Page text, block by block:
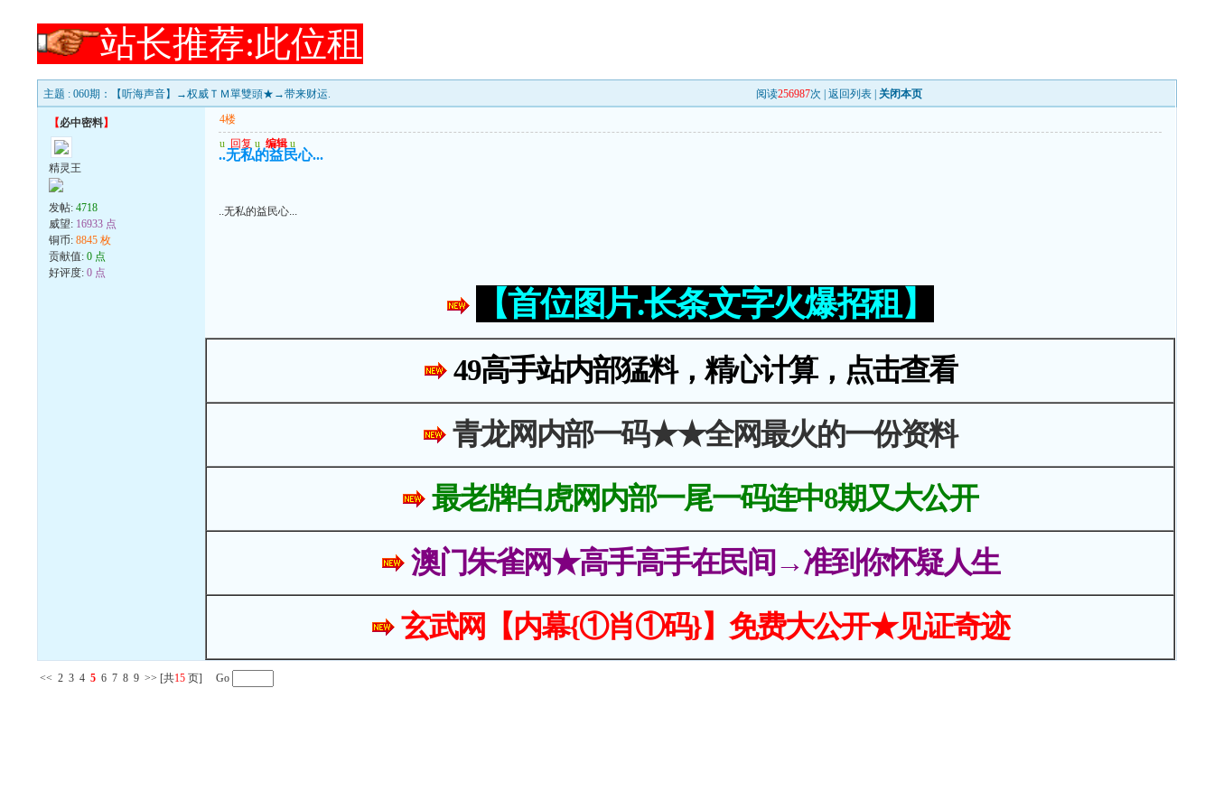
站长推荐:此位租
主题 : 060期：【听海声音】→权威ＴＭ單雙頭★→带来财运. 阅读256987次 |返回列表 关闭本页
【必中密料】
精灵王
发帖:4718
威望: 16933 点
铜币:8845 枚
贡献值:0 点
好评度:0 点
4楼
u 回复 u 编辑 u
..无私的益民心...
..无私的益民心...
【首位图片.长条文字火爆招租】
49高手站内部猛料，精心计算，点击查看
青龙网内部一码★★全网最火的一份资料
最老牌白虎网内部一尾一码连中8期又大公开
澳门朱雀网★高手高手在民间→准到你怀疑人生
玄武网【内幕{①肖①码}】免费大公开★见证奇迹
<< 2 3 4 5 6 7 8 9 >> [共15 页] Go